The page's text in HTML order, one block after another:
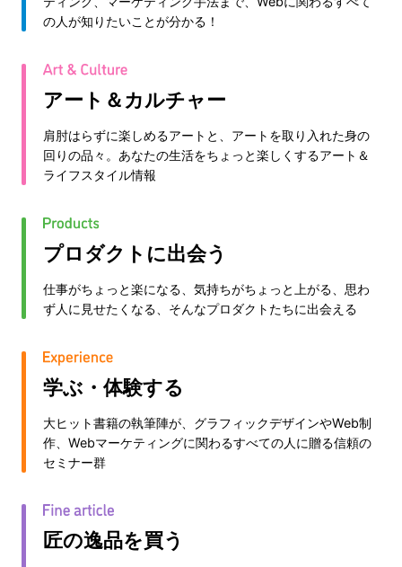
の人が知りたいことが分かる！
アート＆カルチャー
肩肘はらずに楽しめるアートと、アートを取り入れた身の
回りの品々。あなたの生活をちょっと楽しくするアート＆
ライフスタイル情報
プロダクトに出会う
仕事がちょっと楽になる、気持ちがちょっと上がる、思わ
ず人に見せたくなる、そんなプロダクトたちに出会える
学ぶ・体験する
大ヒット書籍の執筆陣が、グラフィックデザインやWeb制
作、Webマーケティングに関わるすべての人に贈る信頼の
セミナー群
匠の逸品を買う